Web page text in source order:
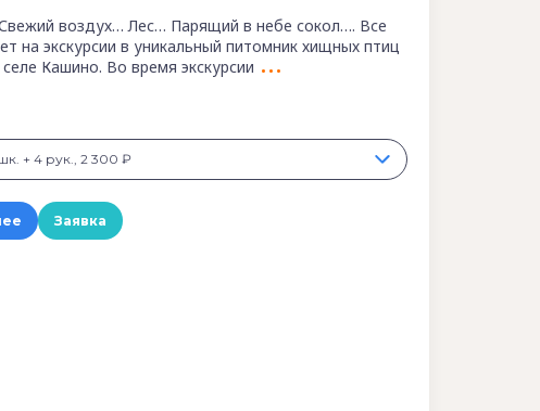
воздух… Лес… Парящий в небе сокол…. Все
на экскурсии в уникальный питомник хищных птиц
Кашино. Во время экскурсии
+ 4 рук., 2 300 ₽
Заявка